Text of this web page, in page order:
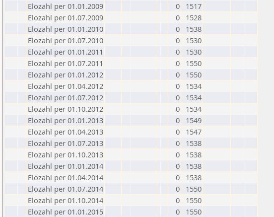
Elozahl per 01.01.2009
0
1517
Elozahl per 01.07.2009
0
1528
Elozahl per 01.01.2010
0
1538
Elozahl per 01.07.2010
0
1530
Elozahl per 01.01.2011
0
1530
Elozahl per 01.07.2011
0
1550
Elozahl per 01.01.2012
0
1550
Elozahl per 01.04.2012
0
1534
Elozahl per 01.07.2012
0
1534
Elozahl per 01.10.2012
0
1534
Elozahl per 01.01.2013
0
1549
Elozahl per 01.04.2013
0
1547
Elozahl per 01.07.2013
0
1538
Elozahl per 01.10.2013
0
1538
Elozahl per 01.01.2014
0
1538
Elozahl per 01.04.2014
0
1538
Elozahl per 01.07.2014
0
1550
Elozahl per 01.10.2014
0
1550
Elozahl per 01.01.2015
0
1550